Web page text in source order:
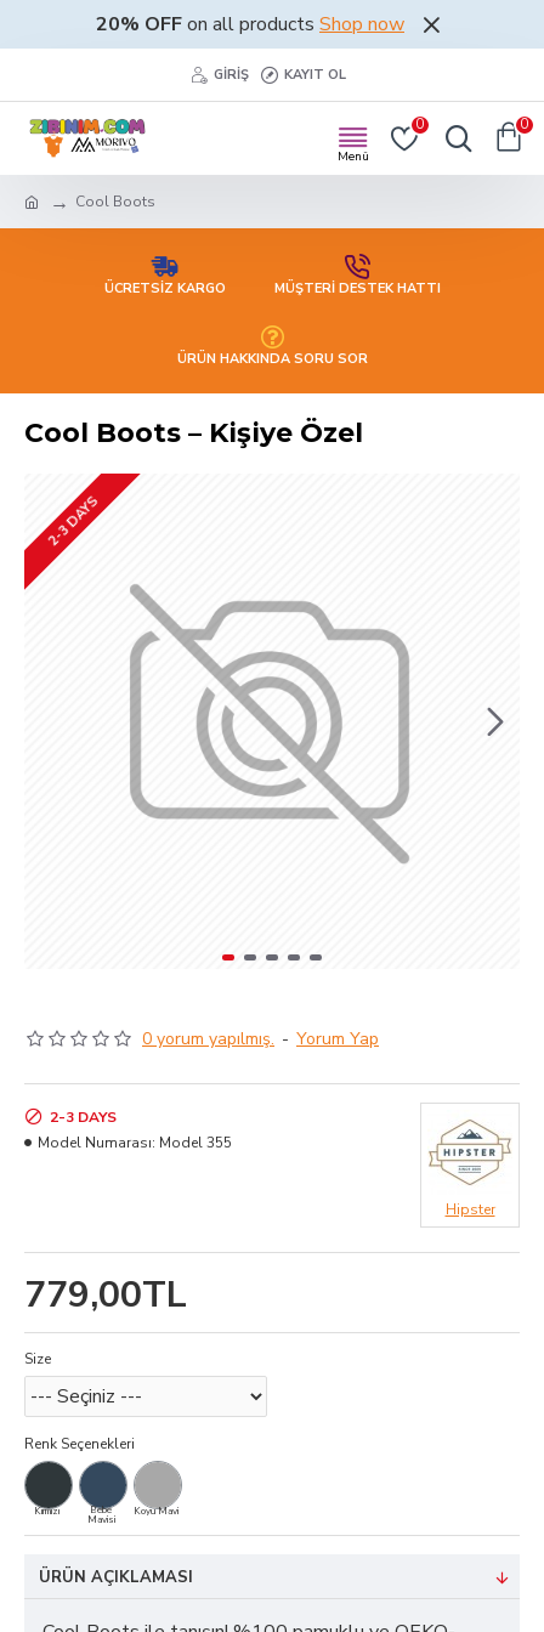
20% OFFon all products Shop now
GIRIŞ KAYIT OL
0 0
Cool Boots
ÜCRETSİZ KARGO MÜŞTERİ DESTEK HATTI
ÜRÜN HAKKINDA SORU SOR
Cool Boots – Kişiye Özel
2-3 DAYS
0 yorum yapılmış. - Yorum Yap
779,00TL
2-3 DAYS
Model Numarası: Model 355
Hipster
Size
Renk Seçenekleri
Kırmızı Bebe
Mavisi
Koyu Mavi
ÜRÜN AÇIKLAMASI